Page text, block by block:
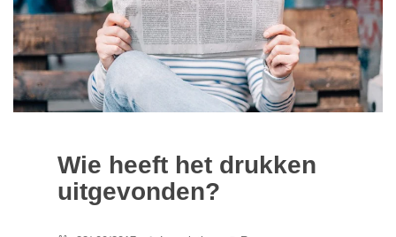
Wie heeft het drukken
uitgevonden?